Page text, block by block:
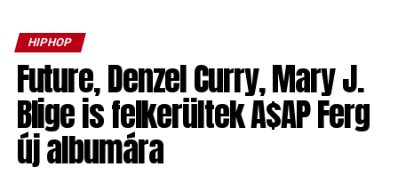
HIPHOP
Future, Denzel Curry, Mary J.
Blige is felkerültek A$AP Ferg
új albumára